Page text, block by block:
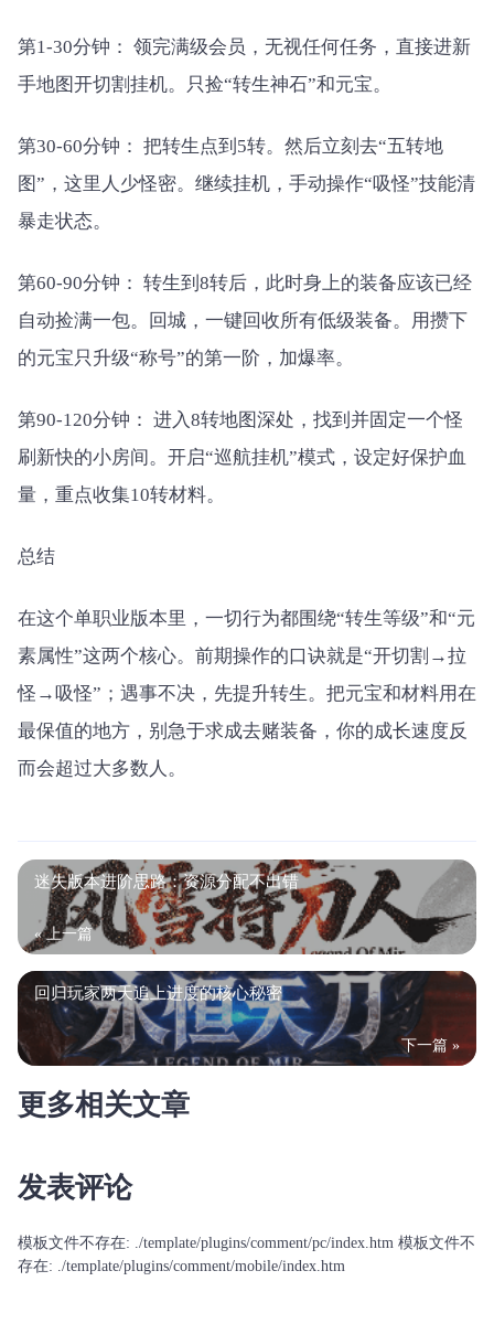
第1-30分钟： 领完满级会员，无视任何任务，直接进新
手地图开切割挂机。只捡“转生神石”和元宝。
第30-60分钟： 把转生点到5转。然后立刻去“五转地
图”，这里人少怪密。继续挂机，手动操作“吸怪”技能清
暴走状态。
第60-90分钟： 转生到8转后，此时身上的装备应该已经
自动捡满一包。回城，一键回收所有低级装备。用攒下
的元宝只升级“称号”的第一阶，加爆率。
第90-120分钟： 进入8转地图深处，找到并固定一个怪
刷新快的小房间。开启“巡航挂机”模式，设定好保护血
量，重点收集10转材料。
总结
在这个单职业版本里，一切行为都围绕“转生等级”和“元
素属性”这两个核心。前期操作的口诀就是“开切割→拉
怪→吸怪”；遇事不决，先提升转生。把元宝和材料用在
最保值的地方，别急于求成去赌装备，你的成长速度反
而会超过大多数人。
迷失版本进阶思路：资源分配不出错
« 上一篇
回归玩家两天追上进度的核心秘密
下一篇 »
更多相关文章
发表评论
模板文件不存在: ./template/plugins/comment/pc/index.htm 模板文件不
存在: ./template/plugins/comment/mobile/index.htm